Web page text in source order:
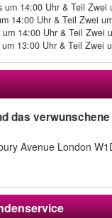
um 14:00 Uhr & Teil Zwei
14:00 Uhr & Teil Zwei
um 14:00 Uhr & Teil Zwei
13:00 Uhr & Teil Zwei
das
Avenue London